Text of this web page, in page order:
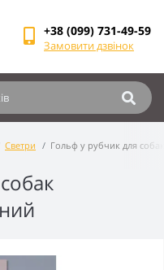
+38 (099) 731-49-59
Замовити дзвінок
Светри Гольф у рубчик для